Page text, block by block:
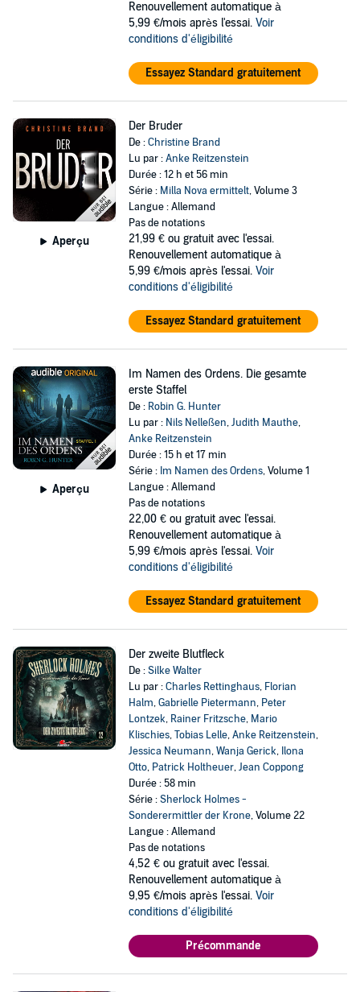
Renouvellement automatique à
5,99 €/mois après l'essai. Voir
conditions d'éligibilité
Essayez Standard gratuitement
Aperçu
Der Bruder
De :Christine Brand
Lu par :Anke Reitzenstein
Durée : 12 h et 56 min
Série : Milla Nova ermittelt, Volume 3
Langue : Allemand
Pas de notations
21,99 € ou gratuit avec l'essai.
Renouvellement automatique à
5,99 €/mois après l'essai. Voir
conditions d'éligibilité
Essayez Standard gratuitement
Aperçu
Im Namen des Ordens. Die gesamte
erste Staffel
De : Robin G. Hunter
Lu par : Nils Nelleßen,Judith Mauthe,
Anke Reitzenstein
Durée : 15 h et 17 min
Série : Im Namen des Ordens, Volume 1
Langue : Allemand
Pas de notations
22,00 € ou gratuit avec l'essai.
Renouvellement automatique à
5,99 €/mois après l'essai. Voir
conditions d'éligibilité
Essayez Standard gratuitement
Der zweite Blutfleck
De :Silke Walter
Lu par :Charles Rettinghaus, Florian
Halm,Gabrielle Pietermann, Peter
Lontzek, Rainer Fritzsche, Mario
Klischies,Tobias Lelle,Anke Reitzenstein,
Jessica Neumann,Wanja Gerick, Ilona
Otto, Patrick Holtheuer,Jean Coppong
Durée : 58 min
Série :Sherlock Holmes -
Sonderermittler der Krone, Volume 22
Langue : Allemand
Pas de notations
4,52 € ou gratuit avec l'essai.
Renouvellement automatique à
9,95 €/mois après l'essai. Voir
conditions d'éligibilité
Précommande